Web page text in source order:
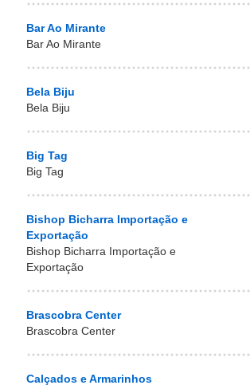
Bar Ao Mirante
Bar Ao Mirante
Bela Biju
Bela Biju
Big Tag
Big Tag
Bishop Bicharra Importação e
Exportação
Bishop Bicharra Importação e
Exportação
Brascobra Center
Brascobra Center
Calçados e Armarinhos